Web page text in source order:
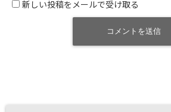
新しい投稿をメールで受け取る